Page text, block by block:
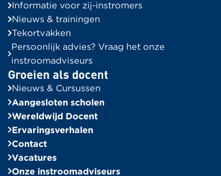
Onze instroomadviseurs
Groeien als docent
Alle berichten
Ervaringsverhalen
Bekijk alle verhalen
In de Spotlight
Algemeen
Informatie voor zij-instromers
Nieuws & trainingen
Tekortvakken
Persoonlijk advies? Vraag het onze
instroomadviseurs
Groeien als docent
Nieuws & Cursussen
Aangesloten scholen
Wereldwijd Docent
Ervaringsverhalen
Contact
Vacatures
Onze instroomadviseurs